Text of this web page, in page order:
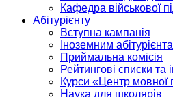
Кафедра військової
Абітурієнту
Вступна кампанія
Іноземним
Приймальна комісія
Рейтингові списки
Курси «Центр мовної
Наука для школярів